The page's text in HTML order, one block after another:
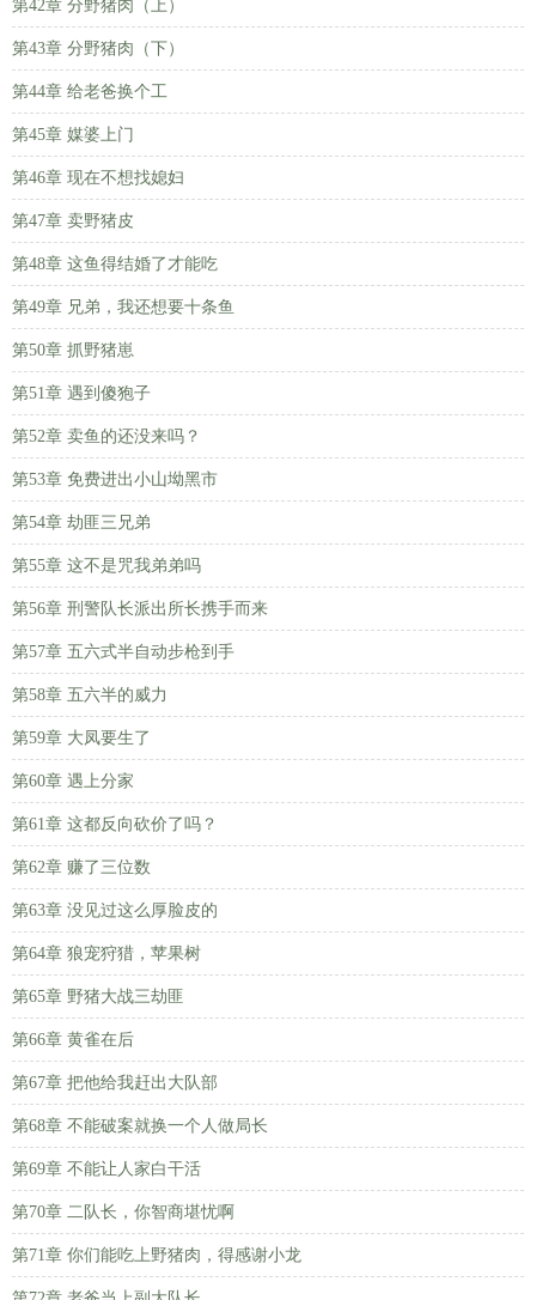
第42章 分野猪肉（上）
第43章 分野猪肉（下）
第44章 给老爸换个工
第45章 媒婆上门
第46章 现在不想找媳妇
第47章 卖野猪皮
第48章 这鱼得结婚了才能吃
第49章 兄弟，我还想要十条鱼
第50章 抓野猪崽
第51章 遇到傻狍子
第52章 卖鱼的还没来吗？
第53章 免费进出小山坳黑市
第54章 劫匪三兄弟
第55章 这不是咒我弟弟吗
第56章 刑警队长派出所长携手而来
第57章 五六式半自动步枪到手
第58章 五六半的威力
第59章 大凤要生了
第60章 遇上分家
第61章 这都反向砍价了吗？
第62章 赚了三位数
第63章 没见过这么厚脸皮的
第64章 狼宠狩猎，苹果树
第65章 野猪大战三劫匪
第66章 黄雀在后
第67章 把他给我赶出大队部
第68章 不能破案就换一个人做局长
第69章 不能让人家白干活
第70章 二队长，你智商堪忧啊
第71章 你们能吃上野猪肉，得感谢小龙